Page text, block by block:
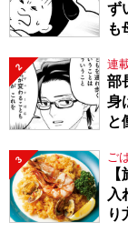
ず
も
2 連
部
身
と
3 ご
入
り